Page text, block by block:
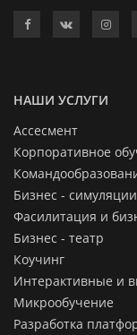
НАШИ УСЛУГИ
Ассесмент
Корпоративное
Бизнес - симуляции
Фасилитация и
Бизнес - театр
Коучинг
Интерактивные и
Микрообучение
Разработка